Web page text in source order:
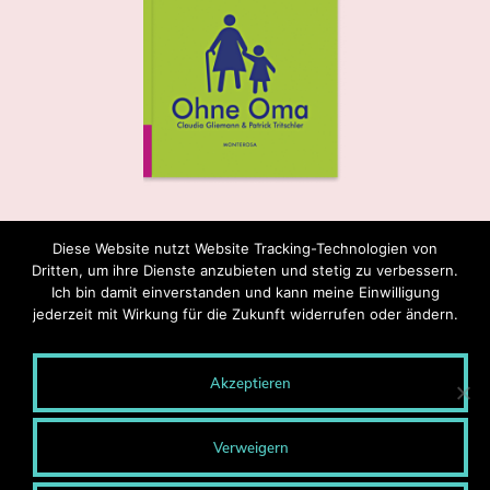
© 2020 MONTEROSA - Wege entstehen durch Gehen.
Presse
Kontakt
Diese Website nutzt Website Tracking-Technologien von
Dritten, um ihre Dienste anzubieten und stetig zu verbessern.
Ich bin damit einverstanden und kann meine Einwilligung
jederzeit mit Wirkung für die Zukunft widerrufen oder ändern.
Akzeptieren
Verweigern